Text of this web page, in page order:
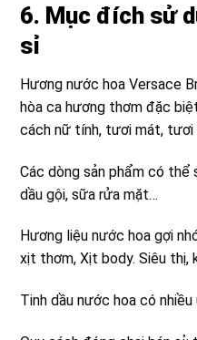
6. Mục đích sử
sỉ
Hương nước hoa Versace
hòa ca hương thơm đặc
cách nữ tính, tươi mát, tươi
Các dòng sản phẩm có thể
dầu gội, sữa rửa mặt…
Hương liệu nước hoa gợi
xịt thơm, Xịt body. Siêu thị,
Tinh dầu nước hoa có